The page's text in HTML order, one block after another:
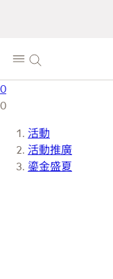
0
0
活動
活動推廣
鎏金盛夏